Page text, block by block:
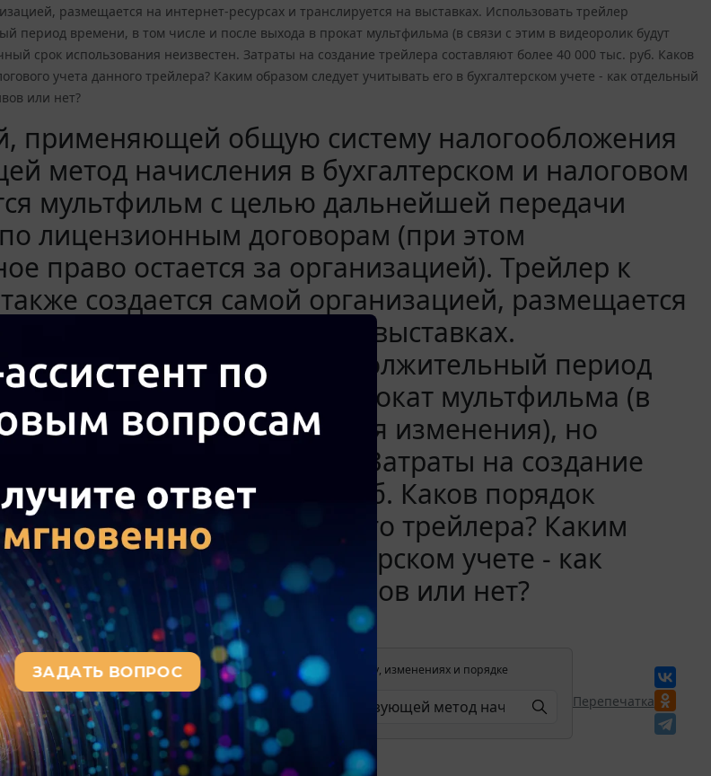
размещается на интернет-ресурсах и транслируется на выставках. Использовать трейлер
период времени, в том числе и после выхода в прокат мультфильма (в связи с этим в видеоролик будут
срок использования неизвестен. Затраты на создание трейлера составляют более 40 000 тыс. руб. Каков
учета данного трейлера? Каким образом следует учитывать его в бухгалтерском учете - как отдельный
или нет?
применяющей общую систему налогообложения
метод начисления в бухгалтерском и налоговом
мультфильм с целью дальнейшей передачи
лицензионным договорам (при этом
право остается за организацией). Трейлер к
создается самой организацией, размещается
и транслируется на выставках.
трейлер планируется продолжительный период
числе и после выхода в прокат мультфильма (в
видеоролик будут вноситься изменения), но
неизвестен. Затраты на создание
более 40 000 тыс. руб. Каков порядок
и налогового учета данного трейлера? Каким
учитывать его в бухгалтерском учете - как
нематериальных активов или нет?
документа и получения полной информации о вступлении в силу, изменениях и порядке
поиском в Интернет-версии системы ГАРАНТ:
Перепечатка